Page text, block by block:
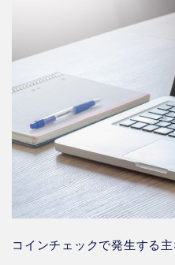
コインチェックで発生する